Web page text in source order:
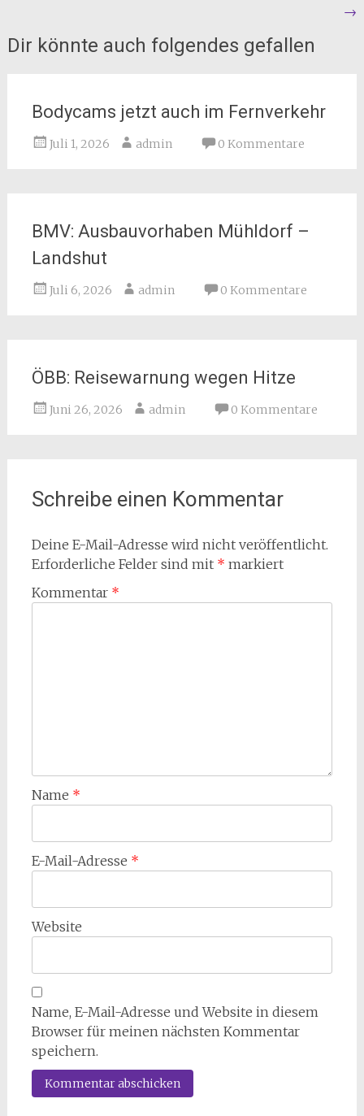
→
Dir könnte auch folgendes gefallen
Bodycams jetzt auch im Fernverkehr
Juli 1, 2026 admin 0 Kommentare
BMV: Ausbauvorhaben Mühldorf –
Landshut
Juli 6, 2026 admin 0 Kommentare
ÖBB: Reisewarnung wegen Hitze
Juni 26, 2026 admin 0 Kommentare
Schreibe einen Kommentar
Deine E-Mail-Adresse wird nicht veröffentlicht.
Erforderliche Felder sind mit * markiert
Kommentar *
Name *
E-Mail-Adresse *
Website
Name, E-Mail-Adresse und Website in diesem
Browser für meinen nächsten Kommentar
speichern.